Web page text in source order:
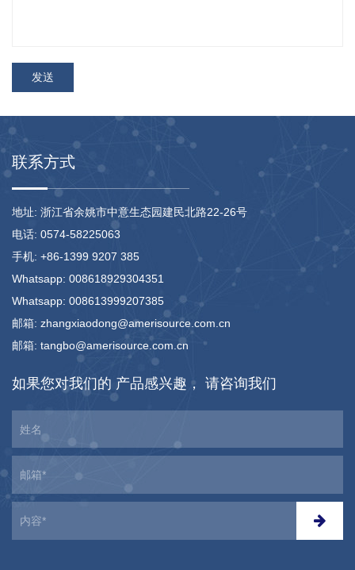
联系方式
地址: 浙江省余姚市中意生态园建民北路22-26号
电话: 0574-58225063
手机: +86-1399 9207 385
Whatsapp: 008618929304351
Whatsapp: 008613999207385
邮箱: zhangxiaodong@amerisource.com.cn
邮箱: tangbo@amerisource.com.cn
如果您对我们的 产品感兴趣， 请咨询我们